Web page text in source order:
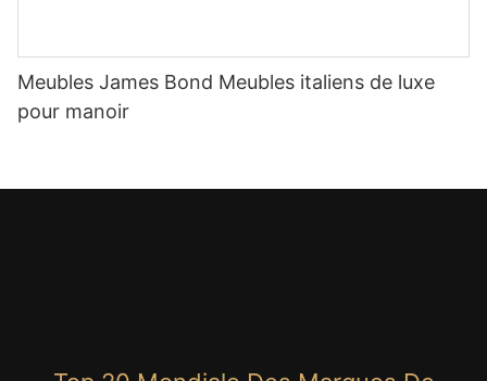
Meubles James Bond Meubles italiens de luxe
pour manoir